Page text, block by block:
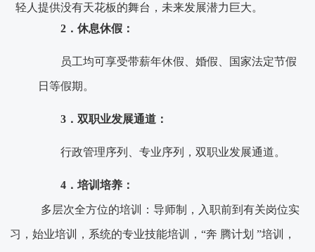
轻人提供没有天花板的舞台，未来发展潜力巨大。
2．休息休假：
员工均可享受带薪年休假、婚假、国家法定节假
日等假期。
3．双职业发展通道：
行政管理序列、专业序列，双职业发展通道。
4．培训培养：
多层次全方位的培训：导师制，入职前到有关岗位实
习，始业培训，系统的专业技能培训，“奔 腾计划 ”培训，